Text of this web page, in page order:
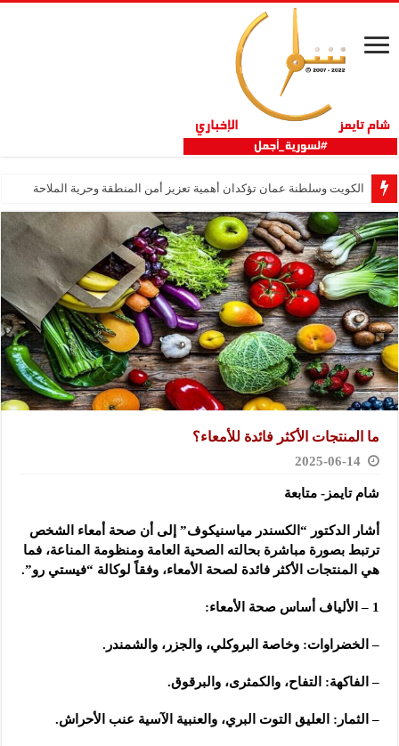
الكويت وسلطنة عمان تؤكدان أهمية تعزيز أمن المنطقة وحرية الملاحة
ما المنتجات الأكثر فائدة للأمعاء؟
2025-06-14
شام تايمز- متابعة
أشار الدكتور “الكسندر مياسنيكوف” إلى أن صحة أمعاء الشخص
ترتبط بصورة مباشرة بحالته الصحية العامة ومنظومة المناعة، فما
هي المنتجات الأكثر فائدة لصحة الأمعاء، وفقاً لوكالة “فيستي رو”.
1 – الألياف أساس صحة الأمعاء:
– الخضراوات: وخاصة البروكلي، والجزر، والشمندر.
– الفاكهة: التفاح، والكمثرى، والبرقوق.
– الثمار: العليق التوت البري، والعنبية الآسية عنب الأحراش.